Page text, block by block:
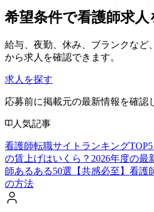
希望条件で看護師求人
給与、夜勤、休み、ブランクなど
から求人を確認できます。
求人を探す
応募前に掲載元の最新情報を確認
人気記事
看護師転職サイトランキングTOP5
の賃上げはいくら？2026年度の最
師あるある50選【共感必至】 看護
の方法